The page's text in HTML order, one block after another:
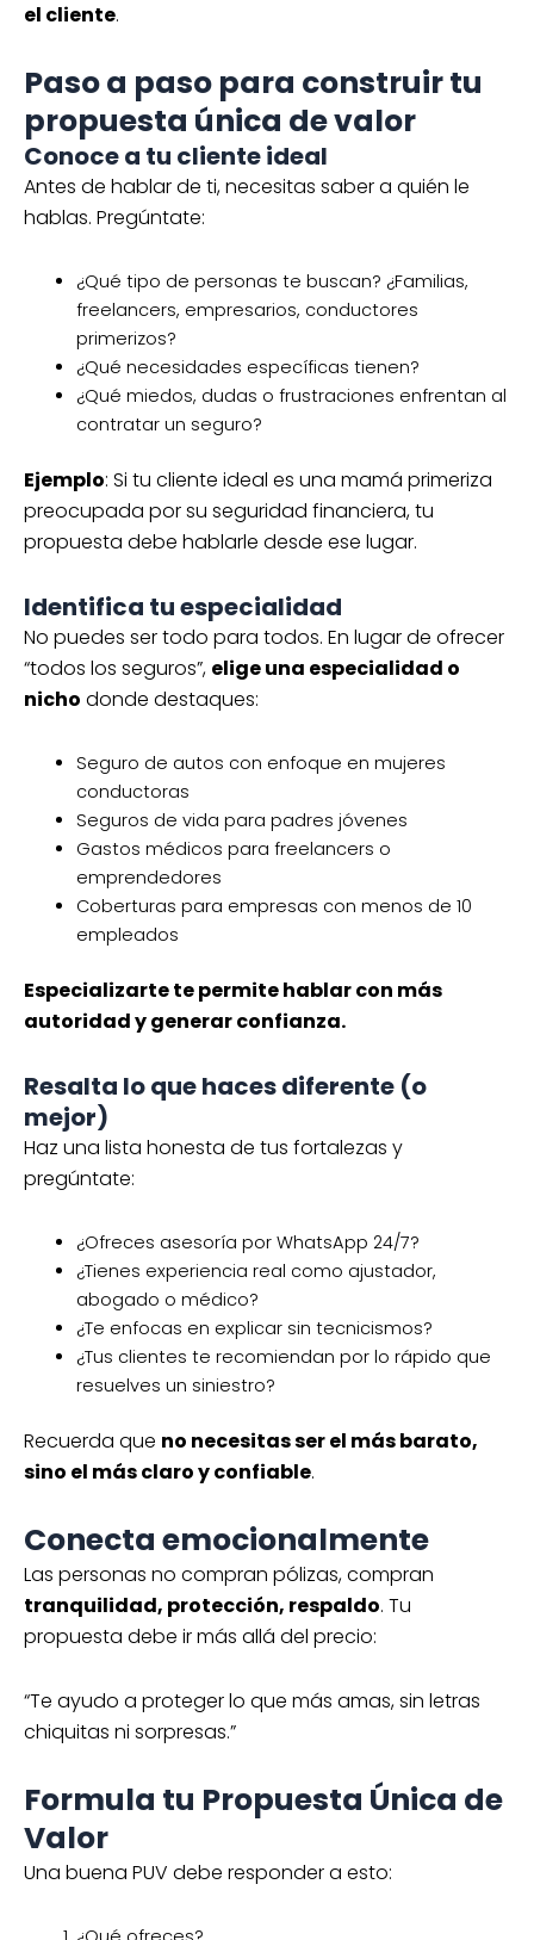
el cliente.
Paso a paso para construir tu
propuesta única de valor
Conoce a tu cliente ideal
Antes de hablar de ti, necesitas saber a quién le
hablas. Pregúntate:
¿Qué tipo de personas te buscan? ¿Familias,
freelancers, empresarios, conductores
primerizos?
¿Qué necesidades específicas tienen?
¿Qué miedos, dudas o frustraciones enfrentan al
contratar un seguro?
Ejemplo: Si tu cliente ideal es una mamá primeriza
preocupada por su seguridad financiera, tu
propuesta debe hablarle desde ese lugar.
Identifica tu especialidad
No puedes ser todo para todos. En lugar de ofrecer
“todos los seguros”, elige una especialidad o
nicho donde destaques:
Seguro de autos con enfoque en mujeres
conductoras
Seguros de vida para padres jóvenes
Gastos médicos para freelancers o
emprendedores
Coberturas para empresas con menos de 10
empleados
Especializarte te permite hablar con más
autoridad y generar confianza.
Resalta lo que haces diferente (o
mejor)
Haz una lista honesta de tus fortalezas y
pregúntate:
¿Ofreces asesoría por WhatsApp 24/7?
¿Tienes experiencia real como ajustador,
abogado o médico?
¿Te enfocas en explicar sin tecnicismos?
¿Tus clientes te recomiendan por lo rápido que
resuelves un siniestro?
Recuerda que no necesitas ser el más barato,
sino el más claro y confiable.
Conecta emocionalmente
Las personas no compran pólizas, compran
tranquilidad, protección, respaldo. Tu
propuesta debe ir más allá del precio:
“Te ayudo a proteger lo que más amas, sin letras
chiquitas ni sorpresas.”
Formula tu Propuesta Única de
Valor
Una buena PUV debe responder a esto: